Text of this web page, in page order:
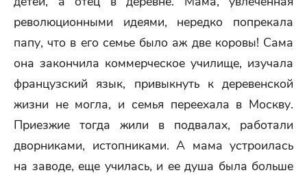
революционными идеями, нередко попрекала
папу, что в его семье было аж две коровы! Сама
она закончила коммерческое училище, изучала
французский язык, привыкнуть к деревенской
жизни не могла, и семья переехала в Москву.
Приезжие тогда жили в подвалах, работали
дворниками, истопниками. А мама устроилась
на заводе, еще училась, и ее душа была больше